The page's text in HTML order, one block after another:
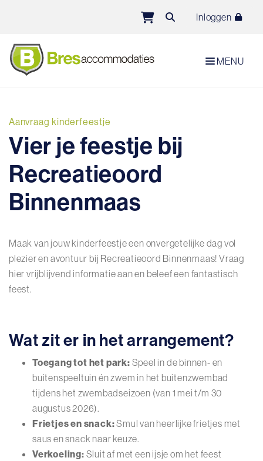
Inloggen
MENU
Aanvraag kinderfeestje
Vier je feestje bij
Recreatieoord
Binnenmaas
Maak van jouw kinderfeestje een onvergetelijke dag vol
plezier en avontuur bij Recreatieoord Binnenmaas! Vraag
hier vrijblijvend informatie aan en beleef een fantastisch
feest.
Wat zit er in het arrangement?
Toegang tot het park: Speel in de binnen- en
buitenspeeltuin én zwem in het buitenzwembad
tijdens het zwembadseizoen (van 1 mei t/m 30
augustus 2026).
Frietjes en snack:Smul van heerlijke frietjes met
saus en snack naar keuze.
Verkoeling: Sluit af met een ijsje om het feest